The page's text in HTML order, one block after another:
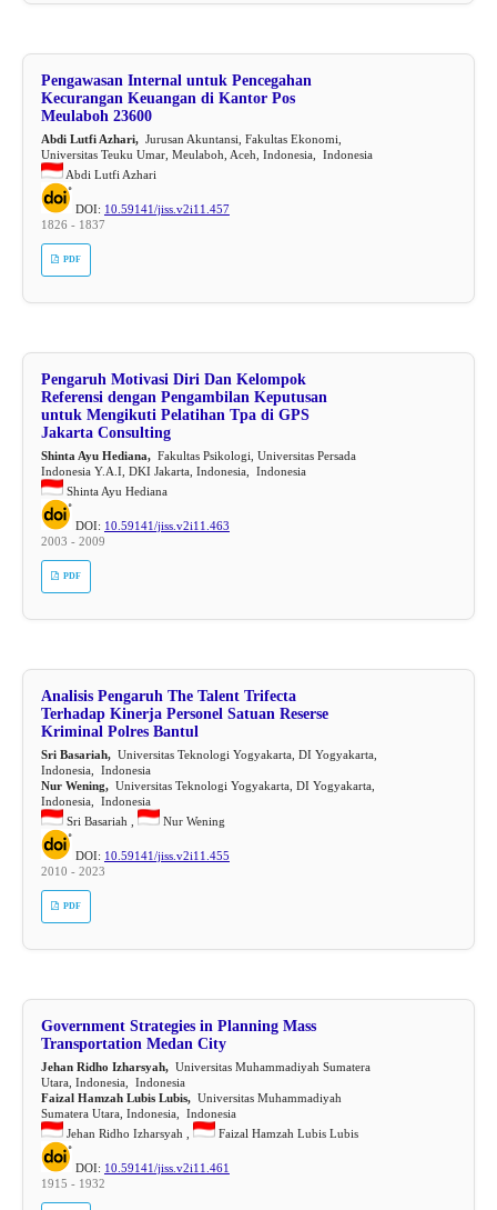
Pengawasan Internal untuk Pencegahan
Kecurangan Keuangan di Kantor Pos
Meulaboh 23600
Abdi Lutfi Azhari,Jurusan Akuntansi, Fakultas Ekonomi,
Universitas Teuku Umar, Meulaboh, Aceh, Indonesia, Indonesia
Abdi Lutfi Azhari
DOI: 10.59141/jiss.v2i11.457
1826 - 1837
PDF
Pengaruh Motivasi Diri Dan Kelompok
Referensi dengan Pengambilan Keputusan
untuk Mengikuti Pelatihan Tpa di GPS
Jakarta Consulting
Shinta Ayu Hediana,Fakultas Psikologi, Universitas Persada
Indonesia Y.A.I, DKI Jakarta, Indonesia, Indonesia
Shinta Ayu Hediana
DOI: 10.59141/jiss.v2i11.463
2003 - 2009
PDF
Analisis Pengaruh The Talent Trifecta
Terhadap Kinerja Personel Satuan Reserse
Kriminal Polres Bantul
Sri Basariah,Universitas Teknologi Yogyakarta, DI Yogyakarta,
Indonesia, Indonesia
Nur Wening,Universitas Teknologi Yogyakarta, DI Yogyakarta,
Indonesia, Indonesia
Sri Basariah ,
Nur Wening
DOI: 10.59141/jiss.v2i11.455
2010 - 2023
PDF
Government Strategies in Planning Mass
Transportation Medan City
Jehan Ridho Izharsyah,Universitas Muhammadiyah Sumatera
Utara, Indonesia, Indonesia
Faizal Hamzah Lubis Lubis,Universitas Muhammadiyah
Sumatera Utara, Indonesia, Indonesia
Jehan Ridho Izharsyah ,
Faizal Hamzah Lubis Lubis
DOI: 10.59141/jiss.v2i11.461
1915 - 1932